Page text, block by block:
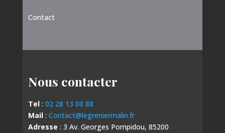
Contact
Nous contacter
Tel: 02 28 13 00 88
Mail: Contact@legreniermalin.fr
Adresse : 3 Av. Georges Pompidou, 85200